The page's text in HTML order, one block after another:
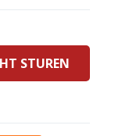
STUREN